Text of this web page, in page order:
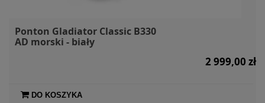
Ponton Gladiator Classic B330
AD morski - biały
2 999,00 zł
DO KOSZYKA